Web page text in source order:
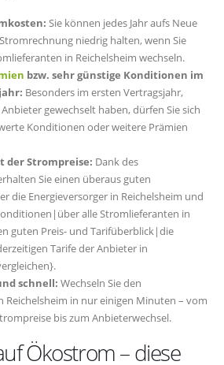
Sie können jedes Jahr aufs Neue
niedrig halten, wenn Sie
in Reichelsheim wechseln.
bzw. sehr günstige Konditionen im
Besonders im ersten Vertragsjahr,
gewechselt haben, dürfen Sie sich
Konditionen oder weitere Prämien
der Strompreise: Dank des
Sie einen überaus guten
die Energieversorger in Reichelsheim und
alle Stromlieferanten in
guten Preis- und Tarifüberblick|die
Tarife der Anbieter in
schnell: Wechseln Sie den
Reichelsheim in nur einigen Minuten – vom
bis zum Anbieterwechsel.
Ökostrom – diese